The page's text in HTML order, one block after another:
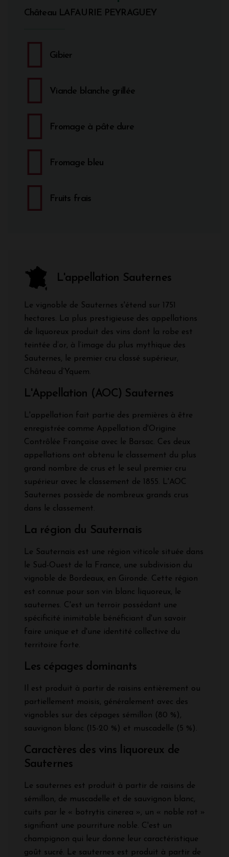
Château LAFAURIE PEYRAGUEY
Gibier
Viande blanche grillée
Fromage à pâte dure
Fromage bleu
Fruits frais
L'appellation Sauternes
Le vignoble de Sauternes s'étend sur 1751
hectares. La plus prestigieuse des appellations
de liquoreux produit des vins dont la robe est
teintée d’or, à l’image du plus mythique des
Sauternes, le premier cru classé supérieur,
Château d’Yquem.
L'Appellation (AOC) Sauternes
L'appellation fait partie des premières à être
enregistrée comme Appellation d'Origine
Contrôlée Française avec le Barsac. Ces deux
appellations ont obtenu le classement du plus
grand nombre de crus et le seul premier cru
supérieur avec le classement de 1855. L'AOC
Sauternes possède de nombreux grands crus
dans le classement.
La région du Sauternais
Le Sauternais est une région viticole située dans
le Sud-Ouest de la France, une subdivision du
vignoble de Bordeaux, en Gironde. Cette région
est connue pour son vin blanc liquoreux, le
sauternes. C'est un terroir possédant une
spécificité inimitable bénéficiant d'un savoir
faire unique et d'une identité collective du
territoire forte.
Les cépages dominants
Il est produit à partir de raisins entièrement ou
partiellement moisis, généralement avec des
vignobles sur des cépages sémillon (80 %),
sauvignon blanc (15-20 %) et muscadelle (5 %).
Caractères des vins liquoreux de
Sauternes
Le sauternes est produit à partir de raisins de
sémillon, de muscadelle et de sauvignon blanc,
cuits par le « botrytis cinerea », un « noble rot »
signifiant une pourriture noble. C'est un
champignon qui leur donne leur caractéristique
goût sucré. Le sauternes est produit à partir de